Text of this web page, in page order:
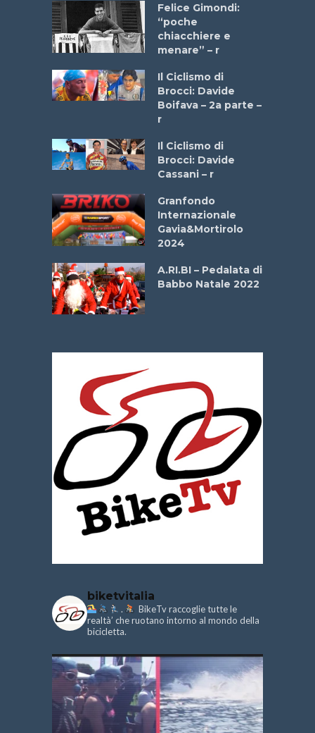
Felice Gimondi:
“poche
chiacchiere e
menare” – r
Il Ciclismo di
Brocci: Davide
Boifava – 2a parte –
r
Il Ciclismo di
Brocci: Davide
Cassani – r
Granfondo
Internazionale
Gavia&Mortirolo
2024
A.RI.BI – Pedalata di
Babbo Natale 2022
biketvitalia
.
BikeTv raccoglie tutte le
realtà’ che ruotano intorno al mondo della
bicicletta.